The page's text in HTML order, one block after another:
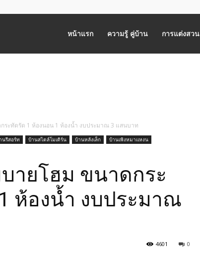
หน้าแรก ความรู้ คู่บ้าน การแต่งสวน
ะทัดรัด 1 ห้องนอน 1 ห้องน้ำ งบประมาณ 3 แสนบาท
นรีสอร์ท บ้านสไตล์โมเดิร์น บ้านหลังเล็ก
บ้านเพิงหมาแหงน
ายโฮม ขนาดกระ
ห้องน้ำ งบประมาณ
0
4601